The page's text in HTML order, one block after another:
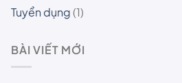
Tuyển dụng(1)
BÀI VIẾT MỚI